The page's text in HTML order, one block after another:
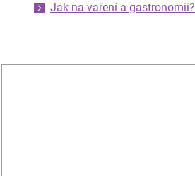
Jak na vaření a gastronomii?